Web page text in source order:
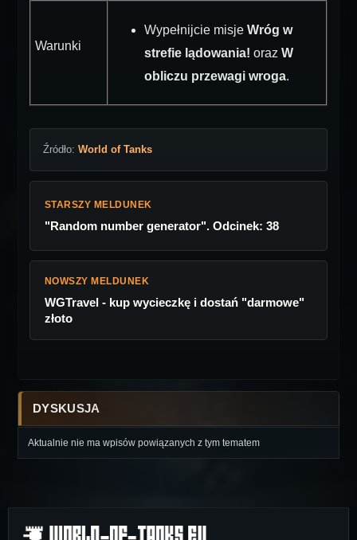
Warunki
Wypełnijcie misje Wróg w
strefie lądowania! oraz W
obliczu przewagi wroga.
Źródło: World of Tanks
STARSZY MELDUNEK
"Random number generator". Odcinek: 38
NOWSZY MELDUNEK
WGTravel - kup wycieczkę i dostań "darmowe"
złoto
DYSKUSJA
Aktualnie nie ma wpisów powiązanych z tym tematem